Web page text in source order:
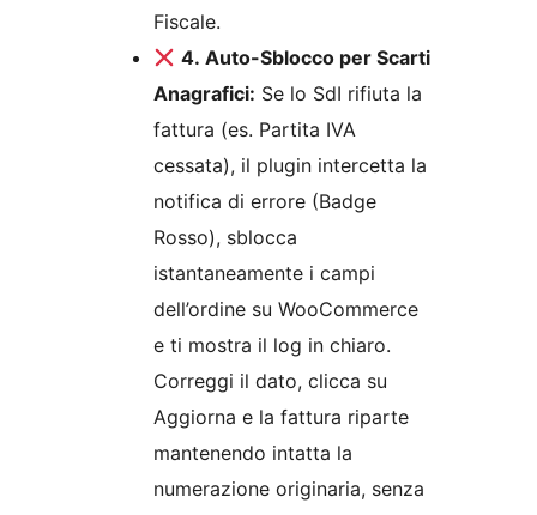
Fiscale.
4. Auto-Sblocco per Scarti
Anagrafici: Se lo SdI rifiuta la
fattura (es. Partita IVA
cessata), il plugin intercetta la
notifica di errore (Badge
Rosso), sblocca
istantaneamente i campi
dell’ordine su WooCommerce
e ti mostra il log in chiaro.
Correggi il dato, clicca su
Aggiorna e la fattura riparte
mantenendo intatta la
numerazione originaria, senza